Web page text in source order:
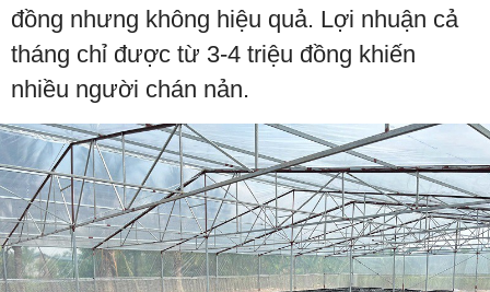
đồng nhưng không hiệu quả. Lợi nhuận cả
tháng chỉ được từ 3-4 triệu đồng khiến
nhiều người chán nản.